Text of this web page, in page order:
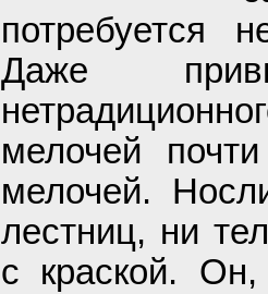
потребуется
Даже
мелочей
мелочей.
лестниц, ни
с краской.